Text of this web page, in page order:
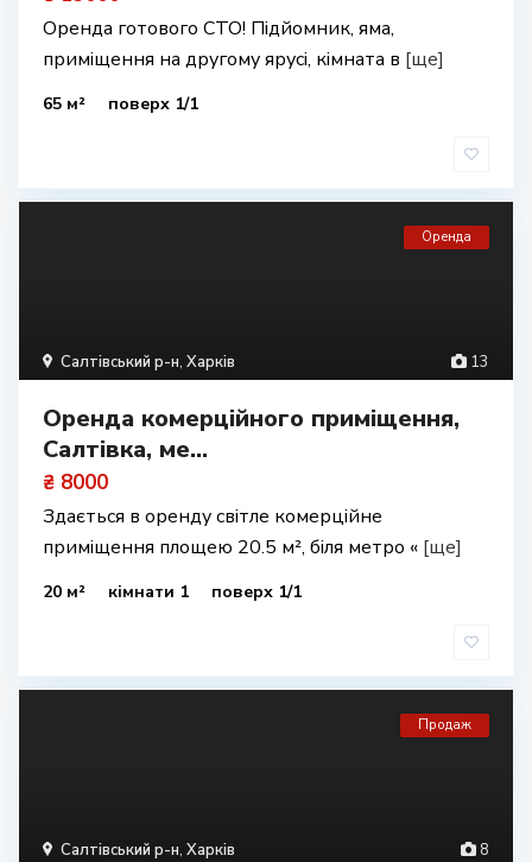
Оренда готового СТО! Підйомник, яма,
приміщення на другому ярусі, кімната в [ще]
65 м² поверх 1/1
13
Салтівський р-н, Харків
Оренда
Оренда комерційного приміщення,
Салтівка, ме...
₴ 8000
Здається в оренду світле комерційне
приміщення площею 20.5 м², біля метро « [ще]
20 м² кімнати 1 поверх 1/1
8
Салтівський р-н, Харків
Продаж